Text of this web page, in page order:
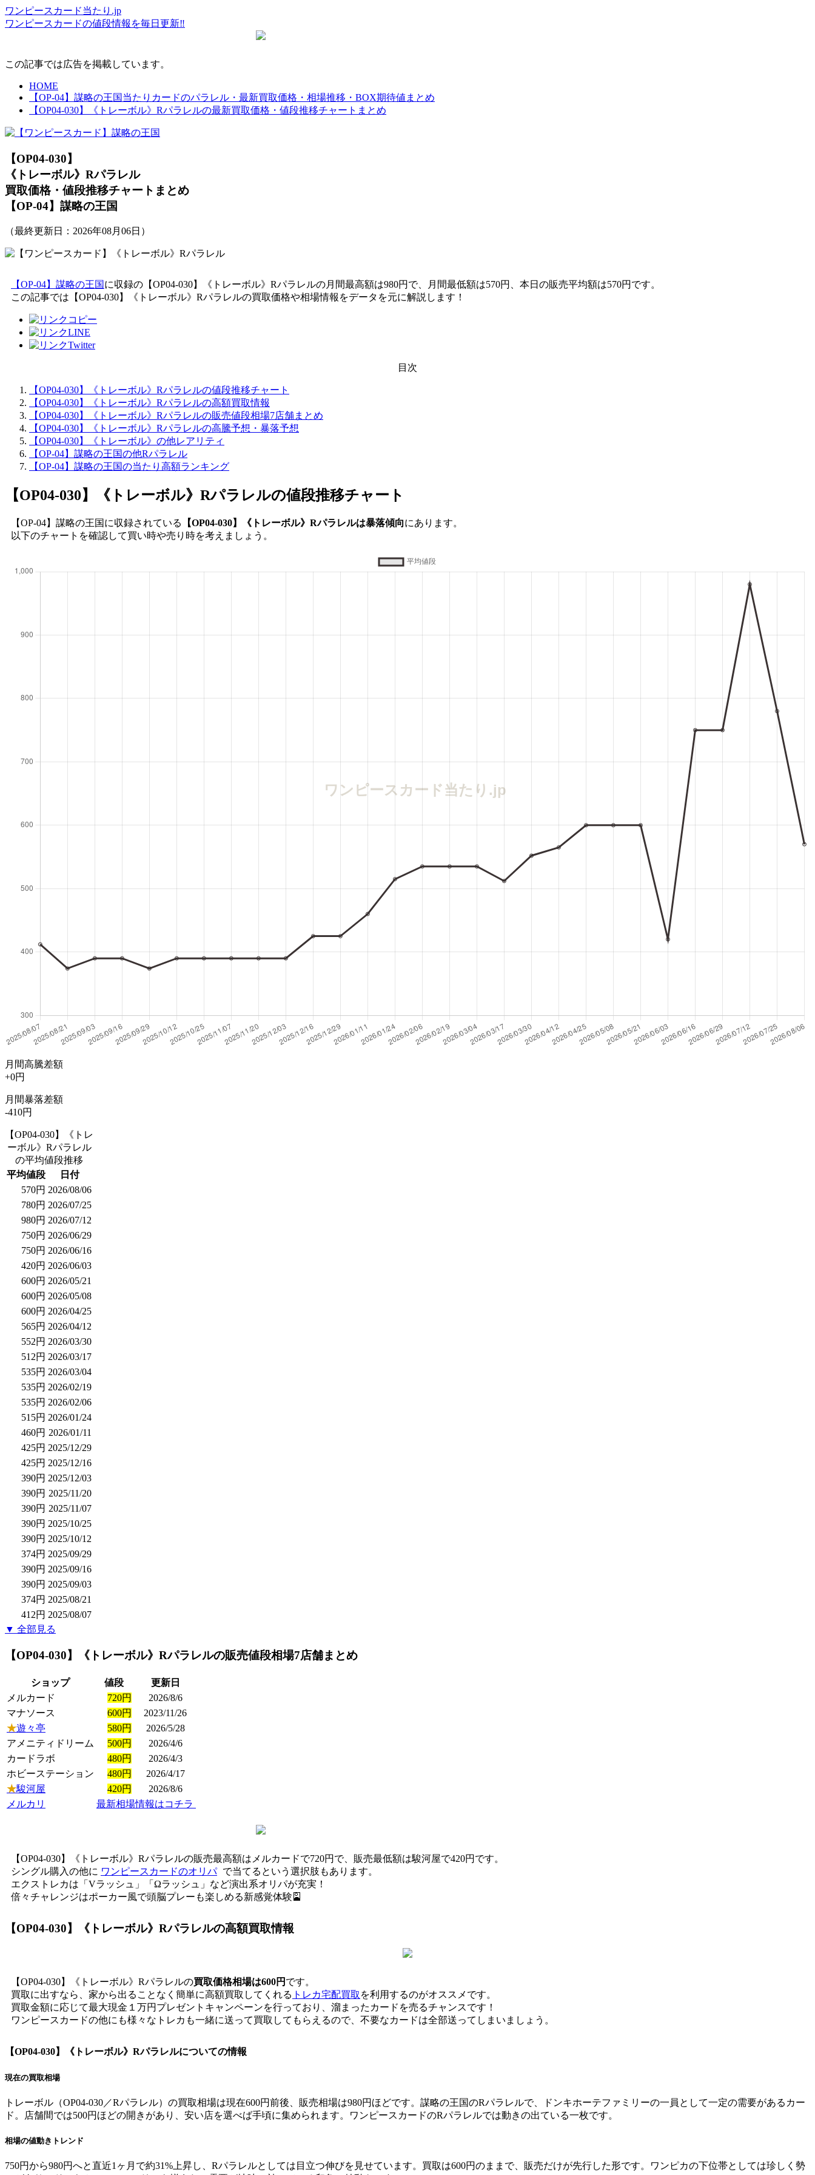
ワンピースカード当たり.jp
ワンピースカードの値段情報を毎日更新‼
この記事では広告を掲載しています。
HOME
【OP-04】謀略の王国当たりカードのパラレル・最新買取価格・相場推移・BOX期待値まとめ
【OP04-030】《トレーボル》Rパラレルの最新買取価格・値段推移チャートまとめ
【OP04-030】
《トレーボル》Rパラレル
買取価格・値段推移チャートまとめ
【OP-04】謀略の王国
（最終更新日： 2026年08月06日 ）
【OP-04】謀略の王国に収録の【OP04-030】《トレーボル》Rパラレルの月間最高額は980円で、月間最低額は570円、本日の販売平均額は570円です。
この記事では【OP04-030】《トレーボル》Rパラレルの買取価格や相場情報をデータを元に解説します！
目次
【OP04-030】《トレーボル》Rパラレルの値段推移チャート
【OP04-030】《トレーボル》Rパラレルの高額買取情報
【OP04-030】《トレーボル》Rパラレルの販売値段相場7店舗まとめ
【OP04-030】《トレーボル》Rパラレルの高騰予想・暴落予想
【OP04-030】《トレーボル》の他レアリティ
【OP-04】謀略の王国の他Rパラレル
【OP-04】謀略の王国の当たり高額ランキング
【OP04-030】《トレーボル》Rパラレルの値段推移チャート
【OP-04】謀略の王国に収録されている 【OP04-030】《トレーボル》Rパラレルは暴落傾向にあります。
以下のチャートを確認して買い時や売り時を考えましょう。
月間高騰差額
+0円
月間暴落差額
-410円
【OP04-030】《トレ
ーボル》Rパラレル
の平均値段推移
平均値段
日付
570円 2026/08/06
780円 2026/07/25
980円 2026/07/12
750円 2026/06/29
750円 2026/06/16
420円 2026/06/03
600円 2026/05/21
600円 2026/05/08
600円 2026/04/25
565円 2026/04/12
552円 2026/03/30
512円 2026/03/17
535円 2026/03/04
535円 2026/02/19
535円 2026/02/06
515円 2026/01/24
460円 2026/01/11
425円 2025/12/29
425円 2025/12/16
390円 2025/12/03
390円 2025/11/20
390円 2025/11/07
390円 2025/10/25
390円 2025/10/12
374円 2025/09/29
390円 2025/09/16
390円 2025/09/03
374円 2025/08/21
412円 2025/08/07
▼ 全部見る
【OP04-030】《トレーボル》Rパラレルの販売値段相場7店舗まとめ
ショップ 値段
更新日
メルカード
720円
2026/8/6
マナソース
600円
2023/11/26
★遊々亭 580円
2026/5/28
アメニティドリーム
500円
2026/4/6
カードラボ
480円
2026/4/3
ホビーステーション
480円
2026/4/17
★駿河屋 420円
2026/8/6
メルカリ
最新相場情報はコチラ
【OP04-030】《トレーボル》Rパラレルの販売最高額はメルカードで720円で、販売最低額は駿河屋で420円です。
シングル購入の他に ワンピースカードのオリパ で当てるという選択肢もあります。
エクストレカは「Vラッシュ」「Ωラッシュ」など演出系オリパが充実！
倍々チャレンジはポーカー風で頭脳プレーも楽しめる新感覚体験🎴
【OP04-030】《トレーボル》Rパラレルの高額買取情報
【OP04-030】《トレーボル》Rパラレルの買取価格相場は600円 です。
買取に出すなら、家から出ることなく簡単に高額買取してくれる トレカ宅配買取 を利用するのがオススメです。
買取金額に応じて最大現金１万円プレゼントキャンペーンを行っており、溜まったカードを売るチャンスです！
ワンピースカードの他にも様々なトレカも一緒に送って買取してもらえるので、不要なカードは全部送ってしまいましょう。
【OP04-030】《トレーボル》Rパラレルについての情報
現在の買取相場
トレーボル（OP04-030／Rパラレル）の買取相場は現在600円前後、販売相場は980円ほどです。謀略の王国のRパラレルで、ドンキホーテファミリーの一員として一定の需要があるカー
ド。店舗間では500円ほどの開きがあり、安い店を選べば手頃に集められます。ワンピースカードのRパラレルでは動きの出ている一枚です。
相場の値動きトレンド
750円から980円へと直近1ヶ月で約31%上昇し、Rパラレルとしては目立つ伸びを見せています。買取は600円のままで、販売だけが先行した形です。ワンピカの下位帯としては珍しく勢